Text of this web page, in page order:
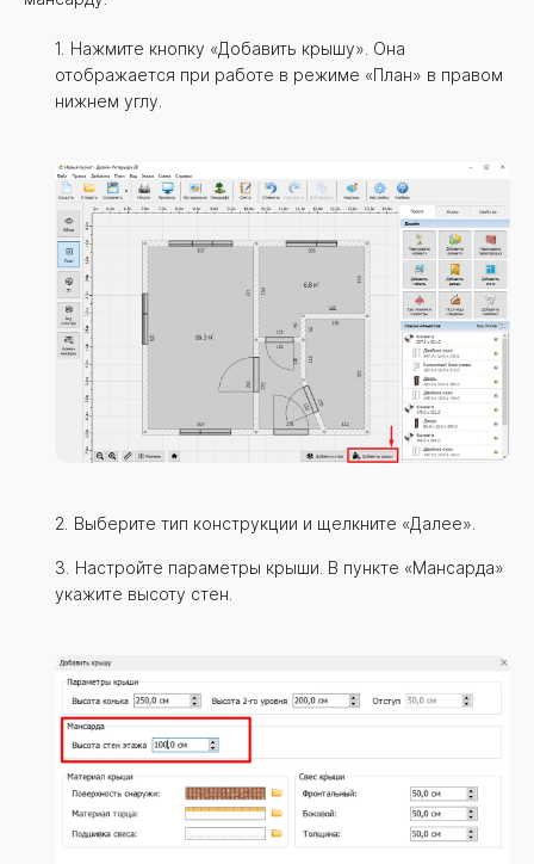
Нажмите кнопку «Добавить крышу». Она
отображается при работе в режиме «План» в правом
нижнем углу.
Выберите тип конструкции и щелкните «Далее».
Настройте параметры крыши. В пункте «Мансарда»
укажите высоту стен.